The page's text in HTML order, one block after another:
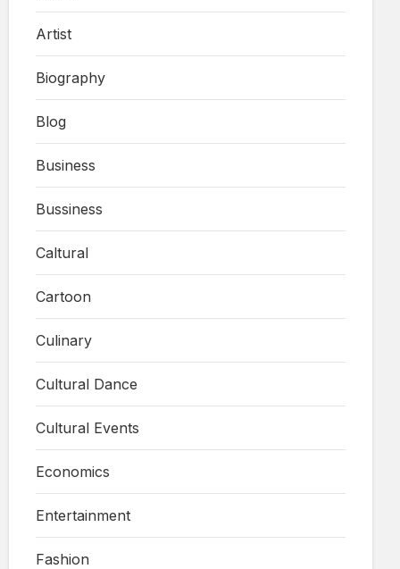
Artist
Biography
Blog
Business
Bussiness
Caltural
Cartoon
Culinary
Cultural Dance
Cultural Events
Economics
Entertainment
Fashion